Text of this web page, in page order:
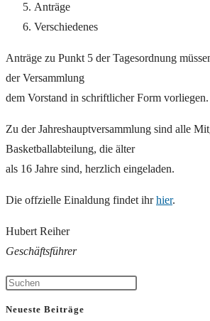
Anträge
Verschiedenes
Anträge zu Punkt 5 der Tagesordnung
der Versammlung
dem Vorstand in schriftlicher Form vorliegen.
Zu der Jahreshauptversammlung sind alle
Basketballabteilung, die älter
als 16 Jahre sind, herzlich eingeladen.
Die offzielle Einaldung findet ihrhier.
Hubert Reiher
Geschäftsführer
Neueste Beiträge